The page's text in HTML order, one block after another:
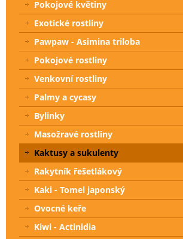
Pokojové květiny
Exotické rostliny
Pawpaw - Asimina triloba
Pokojové rostliny
Venkovní rostliny
Palmy a cycasy
Bylinky
Masožravé rostliny
Kaktusy a sukulenty
Rakytník řešetlákový
Kaki - Tomel japonský
Ovocné keře
Kiwi - Actinidia